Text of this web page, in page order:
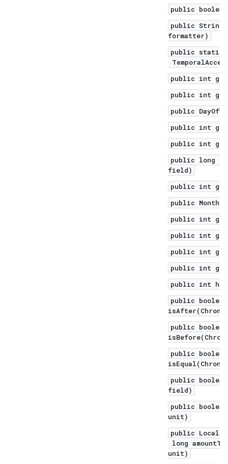
public
public String
formatter)
public static
public int
public int
public
public int
public int
public long
field)
public int
public Month
public int
public int
public int
public int
public int
public boolean
public boolean
public boolean
public
field)
public
unit)
public
long
unit)